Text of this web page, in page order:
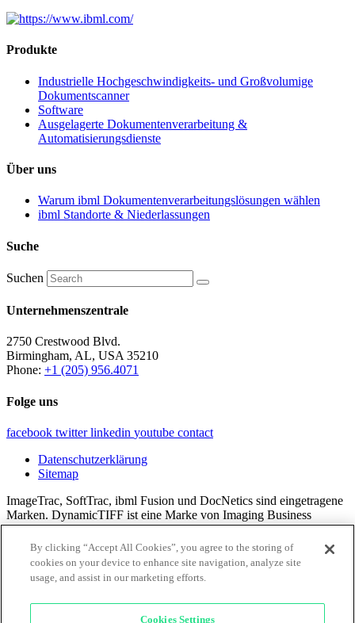
Produkte
Industrielle Hochgeschwindigkeits- und Großvolumige
Dokumentscanner
Software
Ausgelagerte Dokumentenverarbeitung &
Automatisierungsdienste
Über uns
Warum ibml Dokumentenverarbeitungslösungen wählen
ibml Standorte & Niederlassungen
Suche
Suchen
Unternehmenszentrale
2750 Crestwood Blvd.
Birmingham, AL, USA 35210
Phone: +1 (205) 956.4071
Folge uns
facebook twitter linkedin youtube contact
Datenschutzerklärung
Sitemap
ImageTrac, SoftTrac, ibml Fusion und DocNetics sind eingetragene
Marken. DynamicTIFF ist eine Marke von Imaging Business
Machines, LLC.
Alle Inhalte © 2024 Imaging Business Machines, LLC.
By clicking “Accept All Cookies”, you agree to the storing of
cookies on your device to enhance site navigation, analyze site
usage, and assist in our marketing efforts.
Cookies Settings